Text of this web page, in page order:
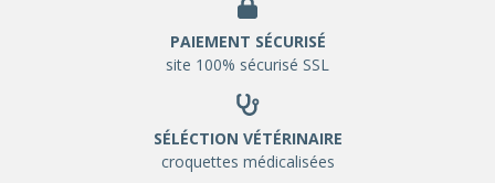
PAIEMENT SÉCURISÉ
site 100% sécurisé SSL
SÉLÉCTION VÉTÉRINAIRE
croquettes médicalisées